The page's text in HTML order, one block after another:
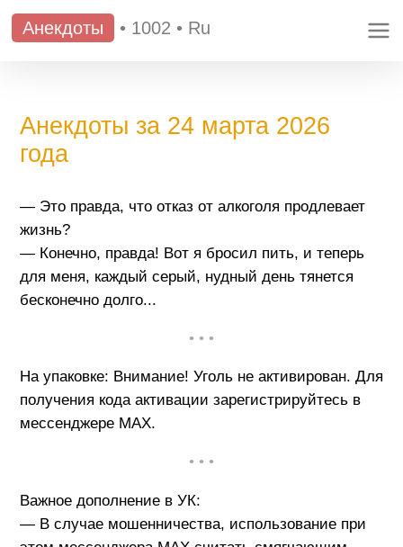
Анекдоты • 1002 • Ru
Анекдоты за 24 марта 2026
года
— Это правда, что отказ от алкоголя продлевает
жизнь?
— Конечно, правда! Вот я бросил пить, и теперь
для меня, каждый серый, нудный день тянется
бесконечно долго...
• • •
На упаковке: Внимание! Уголь не активирован. Для
получения кода активации зарегистрируйтесь в
мессенджере MAX.
• • •
Важное дополнение в УК:
— В случае мошенничества, использование при